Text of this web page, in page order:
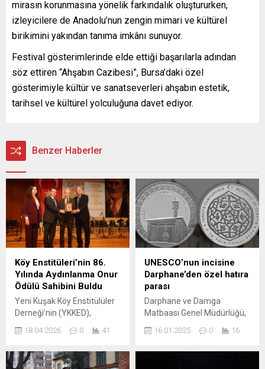
mirasın korunmasına yönelik farkındalık oluştururken,
izleyicilere de Anadolu’nun zengin mimari ve kültürel
birikimini yakından tanıma imkânı sunuyor.
Festival gösterimlerinde elde ettiği başarılarla adından
söz ettiren “Ahşabın Cazibesi”, Bursa’daki özel
gösterimiyle kültür ve sanatseverleri ahşabın estetik,
tarihsel ve kültürel yolculuğuna davet ediyor.
Benzer Haberler
Köy Enstitüleri’nin 86.
Yılında Aydınlanma Onur
Ödülü Sahibini Buldu
Yeni Kuşak Köy Enstitülüler
Derneği’nin (YKKED),
Aydınlanma Onur Ödülü’nün
sahibi Prof. Dr. Bilsay Kuruç
Belediyesi’nin katkılarıyla
18.04.2026 0 41
UNESCO’nun incisine
Darphane’den özel hatıra
parası
Darphane ve Damga
Matbaası Genel Müdürlüğü,
Kastamonu’nun Kasaba
köyünde bulunan ve
16.01.2025 0 16